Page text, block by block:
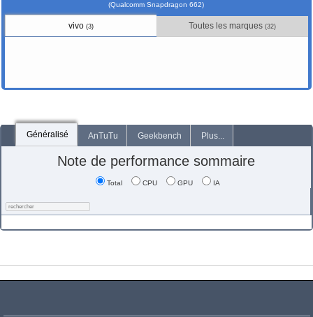
(Qualcomm Snapdragon 662)
vivo (3) Toutes les marques(32)
Généralisé AnTuTu Geekbench Plus...
Note de performance sommaire
Total CPU GPU IA